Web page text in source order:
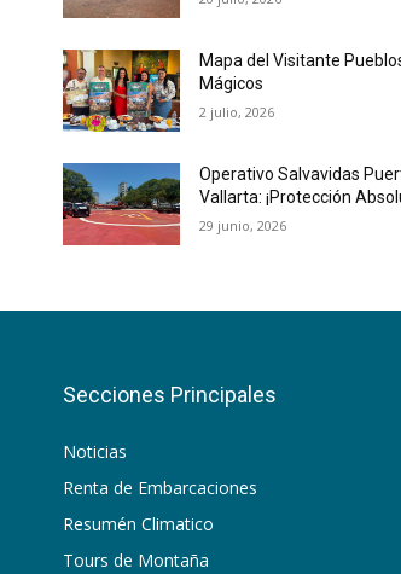
Mapa del Visitante
Mágicos
2 julio, 2026
Operativo Salvavidas
Vallarta: ¡Protección
29 junio, 2026
Secciones Principales
Noticias
Renta de Embarcaciones
Resumén Climatico
Tours de Montaña